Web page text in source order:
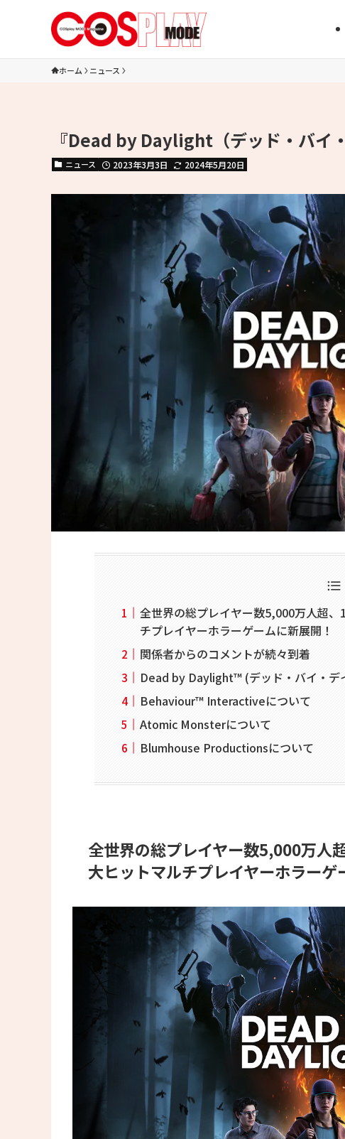
ホーム ニュース
『Dead by Daylight（デッド・バイ
ニュース 2023年3月3日 2024年5月20日
全世界の総プレイヤー数5,000万人超
チプレイヤーホラーゲームに新展開！
関係者からのコメントが続々到着
Dead by Daylight™ (デッド・バイ・デ
Behaviour™ Interactiveについて
Atomic Monsterについて
Blumhouse Productionsについて
全世界の総プレイヤー数5,000万人
大ヒットマルチプレイヤーホラーゲ